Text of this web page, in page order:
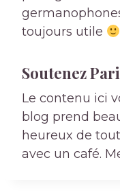
toujours utile
Soutenez
Le contenu ici
blog prend
heureux de
avec un café.